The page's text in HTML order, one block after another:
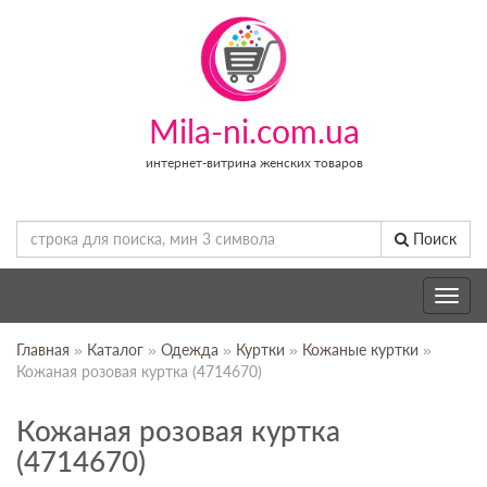
Mila-ni.com.ua
интернет-витрина женских товаров
Поиск
Toggle
Главная » Каталог » Одежда » Куртки » Кожаные куртки »
Кожаная розовая куртка (4714670)
Кожаная розовая куртка
(4714670)